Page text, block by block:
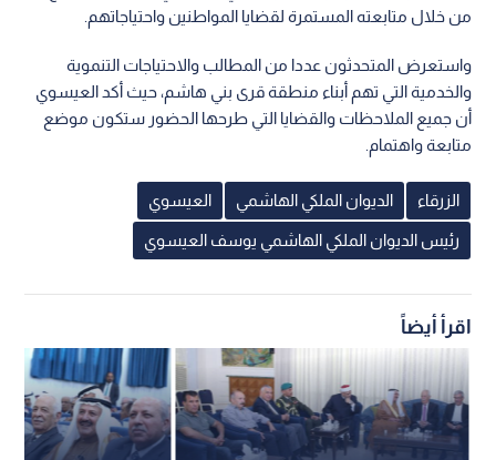
من خلال متابعته المستمرة لقضايا المواطنين واحتياجاتهم.
واستعرض المتحدثون عددا من المطالب والاحتياجات التنموية
والخدمية التي تهم أبناء منطقة قرى بني هاشم، حيث أكد العيسوي
أن جميع الملاحظات والقضايا التي طرحها الحضور ستكون موضع
متابعة واهتمام.
الزرقاء الديوان الملكي الهاشمي العيسوي
رئيس الديوان الملكي الهاشمي يوسف العيسوي
اقرأ أيضاً